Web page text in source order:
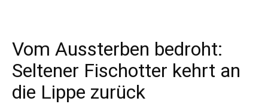
Vom Aussterben bedroht:
Seltener Fischotter kehrt an
die Lippe zurück